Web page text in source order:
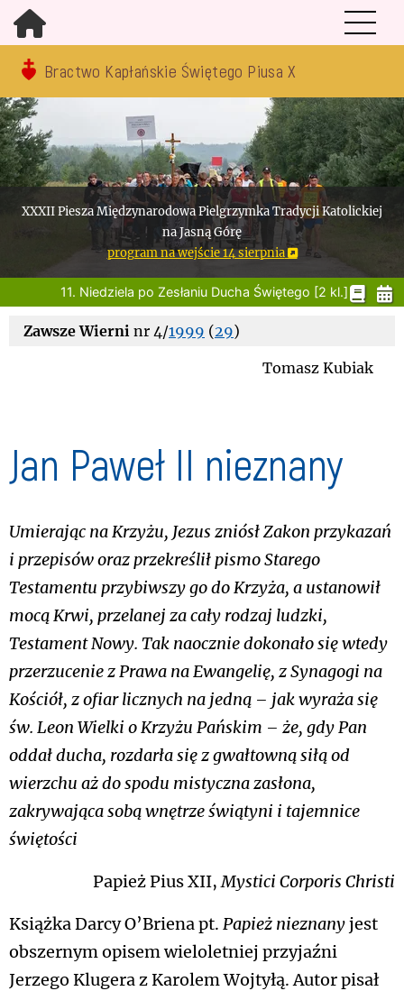
Bractwo Kapłańskie Świętego Piusa X
XXXII Piesza Międzynarodowa Pielgrzymka Tradycji Katolickiej
na Jasną Górę
program na wejście 14 sierpnia
11. Niedziela po Zesłaniu Ducha Świętego [2 kl.]
Zawsze Wierni nr 4/1999 (29)
Tomasz Kubiak
Jan Paweł II nieznany
Umierając na Krzyżu, Jezus zniósł Zakon przykazań
i przepisów oraz przekreślił pismo Starego
Testamentu przybiwszy go do Krzyża, a ustanowił
mocą Krwi, przelanej za cały rodzaj ludzki,
Testament Nowy. Tak naocznie dokonało się wtedy
przerzucenie z Prawa na Ewangelię, z Synagogi na
Kościół, z ofiar licznych na jedną – jak wyraża się
św. Leon Wielki o Krzyżu Pańskim – że, gdy Pan
oddał ducha, rozdarła się z gwałtowną siłą od
wierzchu aż do spodu mistyczna zasłona,
zakrywająca sobą wnętrze świątyni i tajemnice
świętości
Papież Pius XII,Mystici Corporis Christi
Książka Darcy O’Briena pt. Papież nieznanyjest
obszernym opisem wieloletniej przyjaźni
Jerzego Klugera z Karolem Wojtyłą. Autor pisał